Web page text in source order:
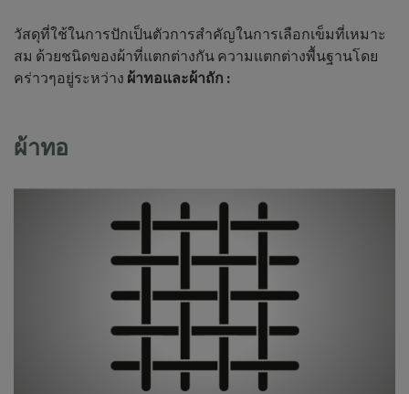
วัสดุที่ใช้ในการปักเป็นตัวการสำคัญในการเลือกเข็มที่เหมาะ
สม ด้วยชนิดของผ้าที่แตกต่างกัน ความแตกต่างพื้นฐานโดย
คร่าวๆอยู่ระหว่าง ผ้าทอและผ้าถัก :
ผ้าทอ